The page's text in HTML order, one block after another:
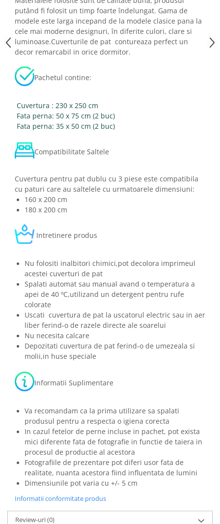
putând fi folosit un timp foarte îndelungat. Gama de
modele este larga incepand de la modele clasice pana la
cele mai moderne designuri, în diferite culori, clare si
luminoase.Cuverturile de pat contureaza perfect un
decor remarcabil in orice dormitor.
Pachetul contine:
Cuvertura : 230 x 250 cm
Fata perna: 50 x 75 cm (2 buc)
Fata perna: 35 x 50 cm (2 buc)
Compatibilitate Saltele
Cuvertura pentru pat dublu cu 3 piese este compatibila
cu paturi care au saltelele cu urmatoarele dimensiuni:
160 x 200 cm
180 x 200 cm
Intretinere produs
Nu folositi inalbitori chimici,pot decolora imprimeul
acestei cuverturi de pat
Spalati automat sau manual avand o temperatura a
apei de 40 ºC,utilizand un detergent pentru rufe
colorate
Uscati cuvertura de pat la uscatorul electric sau in aer
liber ferind-o de razele directe ale soarelui
Nu necesita calcare
Depozitati cuvertura de pat ferind-o de umezeala si
molii,in huse speciale
Informatii Suplimentare
Va recomandam ca la prima utilizare sa spalati
produsul pentru a respecta o igiena corecta
In cazul fetelor de perne incluse in pachet, pot exista
mici diferente fata de fotografie in functie de taiera in
procesul de productie al acestora
Fotografiile de prezentare pot diferi usor fata de
realitate, nuanta acestora fiind influentata de lumini
Dimensiunile pot varia cu +/- 5 cm
Informatii conformitate produs
Review-uri(0)